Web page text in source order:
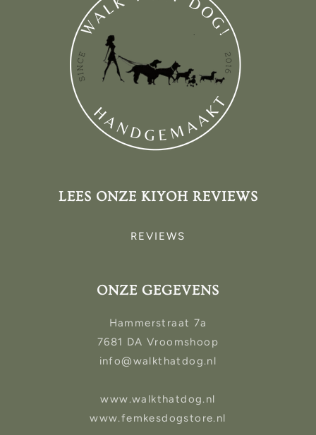
LEES ONZE KIYOH REVIEWS
REVIEWS
ONZE GEGEVENS
Hammerstraat 7a
7681 DA Vroomshoop
info@walkthatdog.nl
www.walkthatdog.nl
www.femkesdogstore.nl